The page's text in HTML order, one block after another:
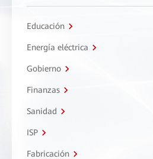
Educación
Energía eléctrica
Gobierno
Finanzas
Sanidad
ISP
Fabricación